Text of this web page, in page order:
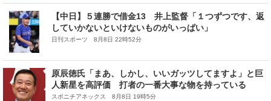
【中日】５連勝で借金13 井上監督「１つずつです、返
していかないといけないものがいっぱい」
日刊スポーツ 8月8日 22時52分
原辰徳氏「まあ、しかし、いいガッツしてますよ」と巨
人新星を高評価 打者の一番大事な物を持っている
スポニチアネックス 8月8日 19時5分